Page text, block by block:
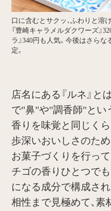
口に含むとサクッ、ふわりと溶
『豊崎キャラメルダクワーズ』
ラ』340円も人気。今後はさら
定。
店名にある『ルネ』と
で"鼻"や"調香師"とい
香りを味覚と同じくら
歩深いおいしさのため
お菓子づくりを行って
チゴの香りひとつで
になる成分で構成さ
相性まで見極めて、